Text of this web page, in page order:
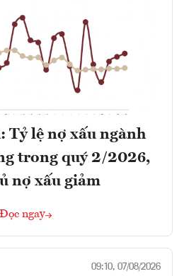
Tỷ lệ nợ xấu ngành
trong quý 2/2026,
nợ xấu giảm
Đọc ngay
09:10, 07/08/2026